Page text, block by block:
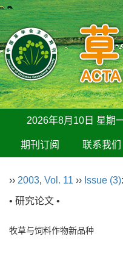
2026年8月10日 星期
期刊订阅 联系我们
›› 2003, Vol. 11 ›› Issue (3)
• 研究论文 •
牧草与饲料作物新品种